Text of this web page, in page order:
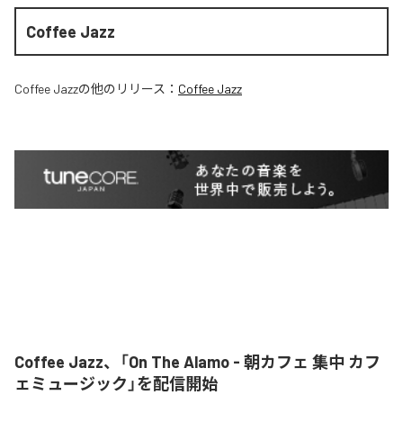
Coffee Jazz
Coffee Jazzの他のリリース： Coffee Jazz
Coffee Jazz、「On The Alamo - 朝カフェ 集中 カフ
ェミュージック」を配信開始